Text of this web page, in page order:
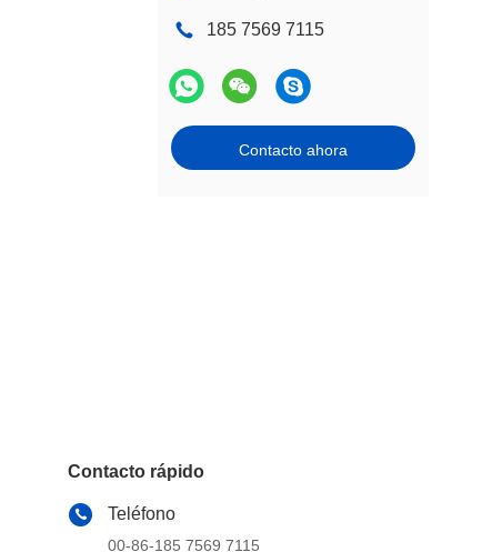
185 7569 7115
Contacto ahora
Contacto rápido
Teléfono
00-86-185 7569 7115